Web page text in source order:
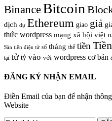
BinanceBitcoin
dịch dự Ethereum giao giả
thức wordpress mạng xã hội việt
Sàn tiền điện tử số tháng thế tiền
tại tử tỷ vào với wordpress cơ bản
ĐĂNG KÝ NHẬN EMAIL
Điền Email của bạn để nhận
Website